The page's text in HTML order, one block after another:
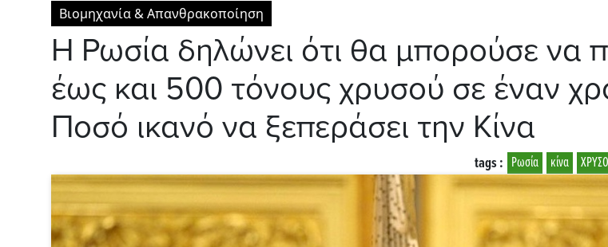
Βιομηχανία & Απανθρακοποίηση
Η Ρωσία δηλώνει ότι θα μπορούσε να
έως και 500 τόνους χρυσού σε έναν
Ποσό ικανό να ξεπεράσει την Κίνα
κίνα
Ρωσία
tags :